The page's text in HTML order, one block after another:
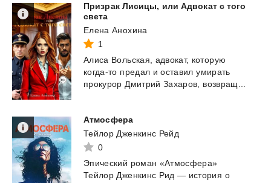
Призрак Лисицы, или Адвокат с того
света
Елена Анохина
1
Алиса Вольская, адвокат, которую
когда-то предал и оставил умирать
прокурор Дмитрий Захаров, возвращ...
Атмосфера
Тейлор Дженкинс Рейд
0
Эпический роман «Атмосфера»
Тейлор Дженкинс Рид — история о